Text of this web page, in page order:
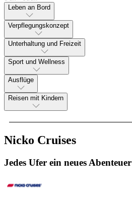
Leben an Bord
Verpflegungskonzept
Unterhaltung und Freizeit
Sport und Wellness
Ausflüge
Reisen mit Kindern
Nicko Cruises
Jedes Ufer ein neues Abenteuer